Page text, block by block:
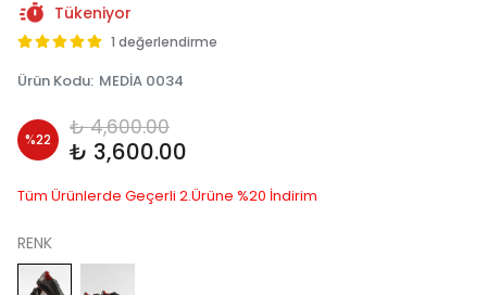
Tükeniyor
1 değerlendirme
Ürün Kodu: MEDİA 0034
%22 ₺ 4,600.00
₺ 3,600.00
Tüm Ürünlerde Geçerli 2.Ürüne %20 İndirim
RENK